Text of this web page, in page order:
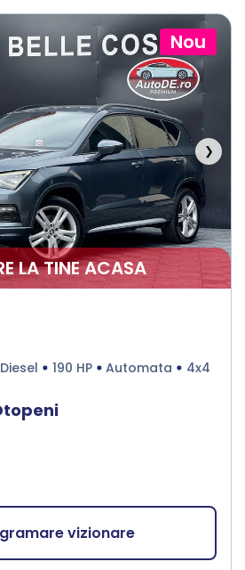
Nou
❯
LA TINE ACASA
Diesel 190 HP Automata 4x4
vizionare